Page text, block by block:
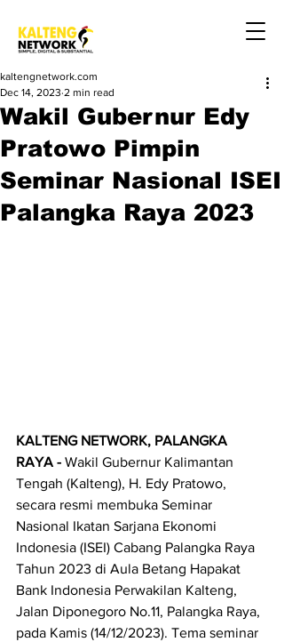
Wakil Gubernur Edy
Pratowo Pimpin
Seminar Nasional ISEI
Palangka Raya 2023
kaltengnetwork.com
Dec 14, 2023 2 min read
KALTENG NETWORK, PALANGKA
RAYA - Wakil Gubernur Kalimantan
Tengah (Kalteng), H. Edy Pratowo,
secara resmi membuka Seminar
Nasional Ikatan Sarjana Ekonomi
Indonesia (ISEI) Cabang Palangka Raya
Tahun 2023 di Aula Betang Hapakat
Bank Indonesia Perwakilan Kalteng,
Jalan Diponegoro No.11, Palangka Raya,
pada Kamis (14/12/2023). Tema seminar